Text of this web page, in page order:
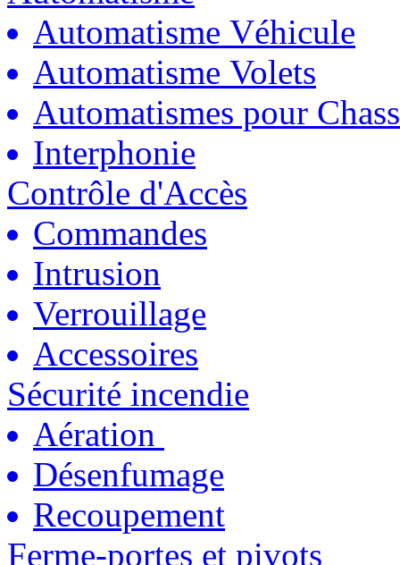
Automatisme Véhicule
Automatisme Volets
Automatismes pour
Interphonie
Contrôle d'Accès
Commandes
Intrusion
Verrouillage
Accessoires
Sécurité incendie
Aération
Désenfumage
Recoupement
Ferme-portes et pivots